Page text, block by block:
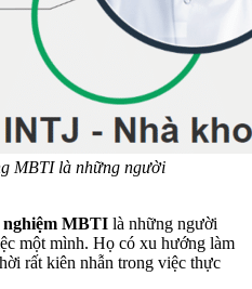
MBTI là những người
nghiệm MBTI là những người
một mình. Họ có xu hướng làm
rất kiên nhẫn trong việc thực